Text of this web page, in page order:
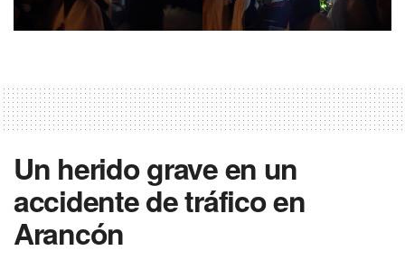
Un herido grave en un
accidente de tráfico en
Arancón